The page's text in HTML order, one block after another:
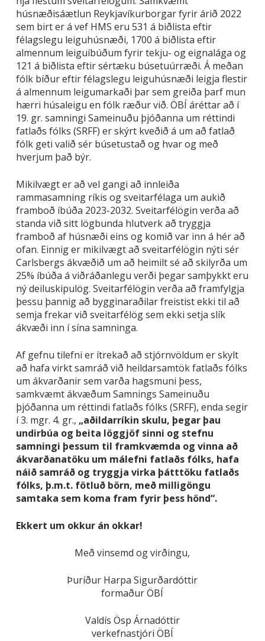
húsnæðisáætlun Reykjavíkurborgar fyrir árið 2022
sem birt er á vef HMS eru 531 á biðlista eftir
félagslegu leiguhúsnæði, 1700 á biðlista eftir
almennum leiguíbúðum fyrir tekju- og eignalága og
121 á biðlista eftir sértæku búsetuúrræði. Á meðan
fólk bíður eftir félagslegu leiguhúsnæði leigja flestir
á almennum leigumarkaði þar sem greiða þarf mun
hærri húsaleigu en fólk ræður við. ÖBÍ áréttar að í
19. gr. samningi Sameinuðu þjóðanna um réttindi
fatlaðs fólks (SRFF) er skýrt kveðið á um að fatlað
fólk geti valið sér búsetustað og hvar og með
hverjum það býr.
Mikilvægt er að vel gangi að innleiða
rammasamning ríkis og sveitarfélaga um aukið
framboð íbúða 2023-2032. Sveitarfélögin verða að
standa við sitt lögbunda hlutverk að tryggja
framboð af húsnæði eins og komið var inn á hér að
ofan. Einnig er mikilvægt að sveitarfélögin nýti sér
Carlsbergs ákvæðið um að heimilt sé að skilyrða um
25% íbúða á viðráðanlegu verði þegar samþykkt eru
ný deiluskipulög. Sveitarfélögin verða að framfylgja
þessu þannig að bygginaraðilar freistist ekki til að
semja frekar við sveitarfélög sem ekki setja slík
ákvæði inn í sína samninga.
Af gefnu tilefni er ítrekað að stjórnvöldum er skylt
að hafa virkt samráð við heildarsamtök fatlaðs fólks
um ákvarðanir sem varða hagsmuni þess,
samkvæmt ákvæðum Samnings Sameinuðu
þjóðanna um réttindi fatlaðs fólks (SRFF), enda segir
í 3. mgr. 4. gr., „aðildarríkin skulu, þegar þau
undirbúa og beita löggjöf sinni og stefnu
samningi þessum til framkvæmda og vinna að
ákvarðanatöku um málefni fatlaðs fólks, hafa
náið samráð og tryggja virka þátttöku fatlaðs
fólks, þ.m.t. fötluð börn, með milligöngu
samtaka sem koma fram fyrir þess hönd“.
Ekkert um okkur án okkar!
Með vinsemd og virðingu,
Þuríður Harpa Sigurðardóttir
formaður ÖBÍ
Valdís Ösp Árnadóttir
verkefnastjóri ÖBÍ